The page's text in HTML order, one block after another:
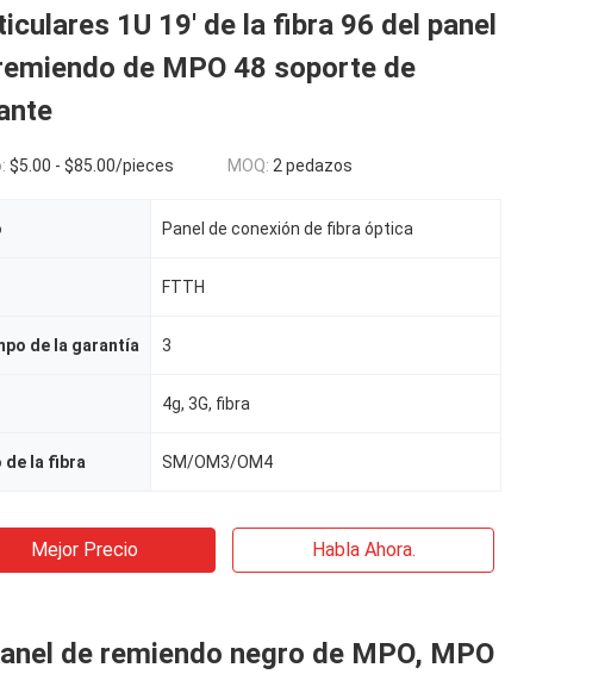
1U 19' de la fibra 96 del panel
de MPO 48 soporte de
$5.00 - $85.00/pieces MOQ: 2 pedazos
Panel de conexión de fibra óptica
FTTH
de la garantía 3
4g, 3G, fibra
de la fibra SM/OM3/OM4
Mejor Precio Habla Ahora.
de remiendo negro de MPO, MPO